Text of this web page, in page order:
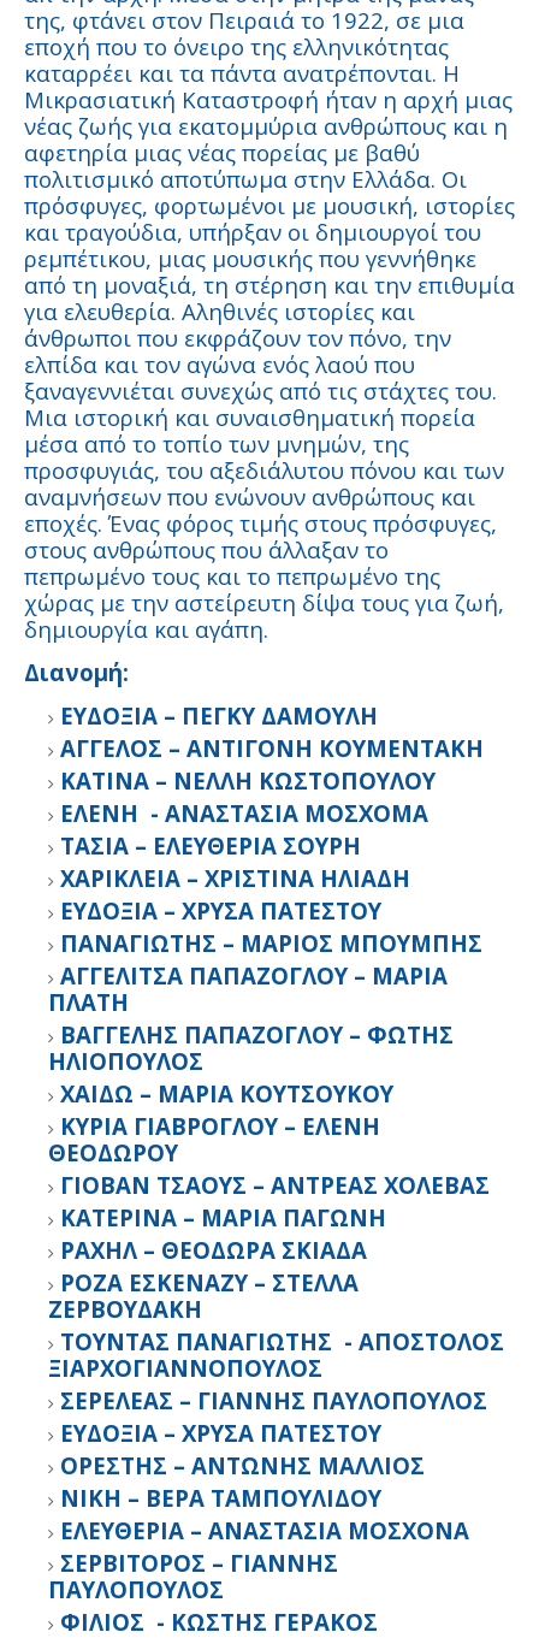
της, φτάνει στον Πειραιά το 1922, σε μια
εποχή που το όνειρο της ελληνικότητας
καταρρέει και τα πάντα ανατρέπονται. Η
Μικρασιατική Καταστροφή ήταν η αρχή μιας
νέας ζωής για εκατομμύρια ανθρώπους και η
αφετηρία μιας νέας πορείας με βαθύ
πολιτισμικό αποτύπωμα στην Ελλάδα. Οι
πρόσφυγες, φορτωμένοι με μουσική, ιστορίες
και τραγούδια, υπήρξαν οι δημιουργοί του
ρεμπέτικου, μιας μουσικής που γεννήθηκε
από τη μοναξιά, τη στέρηση και την επιθυμία
για ελευθερία. Αληθινές ιστορίες και
άνθρωποι που εκφράζουν τον πόνο, την
ελπίδα και τον αγώνα ενός λαού που
ξαναγεννιέται συνεχώς από τις στάχτες του.
Μια ιστορική και συναισθηματική πορεία
μέσα από το τοπίο των μνημών, της
προσφυγιάς, του αξεδιάλυτου πόνου και των
αναμνήσεων που ενώνουν ανθρώπους και
εποχές. Ένας φόρος τιμής στους πρόσφυγες,
στους ανθρώπους που άλλαξαν το
πεπρωμένο τους και το πεπρωμένο της
χώρας με την αστείρευτη δίψα τους για ζωή,
δημιουργία και αγάπη.
Διανομή:
ΕΥΔΟΞΙΑ – ΠΕΓΚΥ ΔΑΜΟΥΛΗ
ΑΓΓΕΛΟΣ – ΑΝΤΙΓΟΝΗ ΚΟΥΜΕΝΤΑΚΗ
ΚΑΤΙΝΑ – ΝΕΛΛΗ ΚΩΣΤΟΠΟΥΛΟΥ
ΕΛΕΝΗ - ΑΝΑΣΤΑΣΙΑ ΜΟΣΧΟΜΑ
ΤΑΣΙΑ – ΕΛΕΥΘΕΡΙΑ ΣΟΥΡΗ
ΧΑΡΙΚΛΕΙΑ – ΧΡΙΣΤΙΝΑ ΗΛΙΑΔΗ
ΕΥΔΟΞΙΑ – ΧΡΥΣΑ ΠΑΤΕΣΤΟΥ
ΠΑΝΑΓΙΩΤΗΣ – ΜΑΡΙΟΣ ΜΠΟΥΜΠΗΣ
ΑΓΓΕΛΙΤΣΑ ΠΑΠΑΖΟΓΛΟΥ – ΜΑΡΙΑ
ΠΛΑΤΗ
ΒΑΓΓΕΛΗΣ ΠΑΠΑΖΟΓΛΟΥ – ΦΩΤΗΣ
ΗΛΙΟΠΟΥΛΟΣ
ΧΑΙΔΩ – ΜΑΡΙΑ ΚΟΥΤΣΟΥΚΟΥ
ΚΥΡΙΑ ΓΙΑΒΡΟΓΛΟΥ – ΕΛΕΝΗ
ΘΕΟΔΩΡΟΥ
ΓΙΟΒΑΝ ΤΣΑΟΥΣ – ΑΝΤΡΕΑΣ ΧΟΛΕΒΑΣ
ΚΑΤΕΡΙΝΑ – ΜΑΡΙΑ ΠΑΓΩΝΗ
ΡΑΧΗΛ – ΘΕΟΔΩΡΑ ΣΚΙΑΔΑ
ΡΟΖΑ ΕΣΚΕΝΑΖΥ – ΣΤΕΛΛΑ
ΖΕΡΒΟΥΔΑΚΗ
ΤΟΥΝΤΑΣ ΠΑΝΑΓΙΩΤΗΣ - ΑΠΟΣΤΟΛΟΣ
ΞΙΑΡΧΟΓΙΑΝΝΟΠΟΥΛΟΣ
ΣΕΡΕΛΕΑΣ – ΓΙΑΝΝΗΣ ΠΑΥΛΟΠΟΥΛΟΣ
ΕΥΔΟΞΙΑ – ΧΡΥΣΑ ΠΑΤΕΣΤΟΥ
ΟΡΕΣΤΗΣ – ΑΝΤΩΝΗΣ ΜΑΛΛΙΟΣ
ΝΙΚΗ – ΒΕΡΑ ΤΑΜΠΟΥΛΙΔΟΥ
ΕΛΕΥΘΕΡΙΑ – ΑΝΑΣΤΑΣΙΑ ΜΟΣΧΟΝΑ
ΣΕΡΒΙΤΟΡΟΣ – ΓΙΑΝΝΗΣ
ΠΑΥΛΟΠΟΥΛΟΣ
ΦΙΛΙΟΣ - ΚΩΣΤΗΣ ΓΕΡΑΚΟΣ